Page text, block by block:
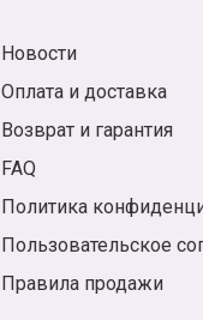
Новости
Оплата и доставка
Возврат и гарантия
FAQ
Политика
Пользовательское
Правила продажи